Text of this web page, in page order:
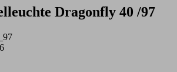
Dragonfly 40 /97